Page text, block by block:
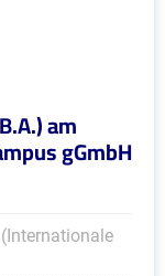
am
gGmbH